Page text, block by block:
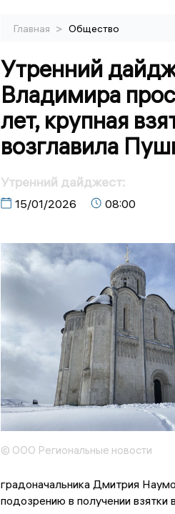
Главная > Общество
Утренний
Владимира
лет, крупная
возглавила
Утренний дайджест:
15/01/2026 08:00
© ООО Региональные новости
градоначальника Дмитрия
подозрению в получении